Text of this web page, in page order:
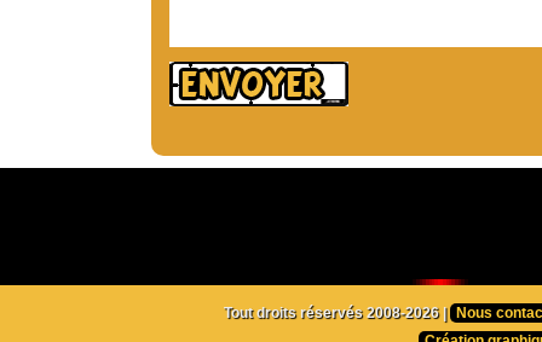
Tout droits réservés 2008-2026 |
Nous